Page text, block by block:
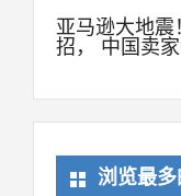
亚马逊大地
招， 中国卖
浏览最